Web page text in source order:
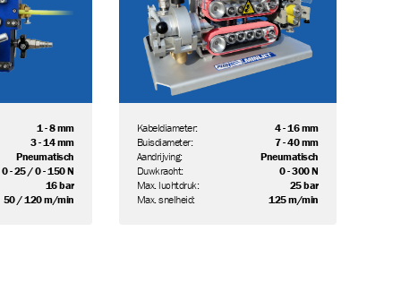
POMP-V
SLANG-
HYDR.ISO
1 - 8 mm
3 - 14 mm
Pneumatisch
0 - 25 / 0 - 150 N
16 bar
50 / 120 m/min
Kabeldiameter:
4 - 16 mm
Buisdiameter:
7 - 40 mm
Aandrijving:
Pneumatisch
Duwkracht:
0 - 300 N
Max. luchtdruk:
25 bar
Max. snelheid:
125 m/min